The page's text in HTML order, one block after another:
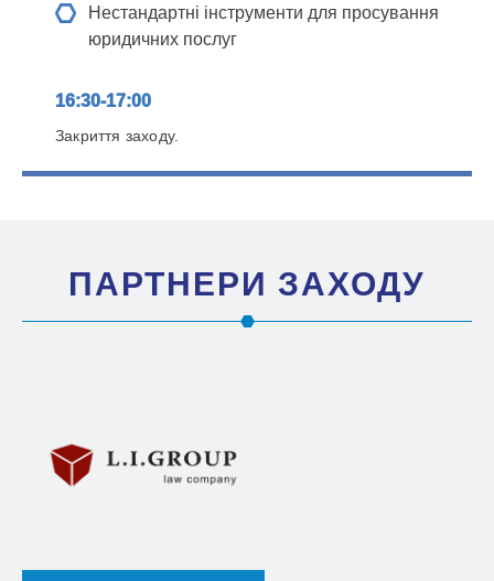
Нестандартні інструменти для просування
юридичних послуг
16:30-17:00
Закриття заходу.
ПАРТНЕРИ ЗАХОДУ